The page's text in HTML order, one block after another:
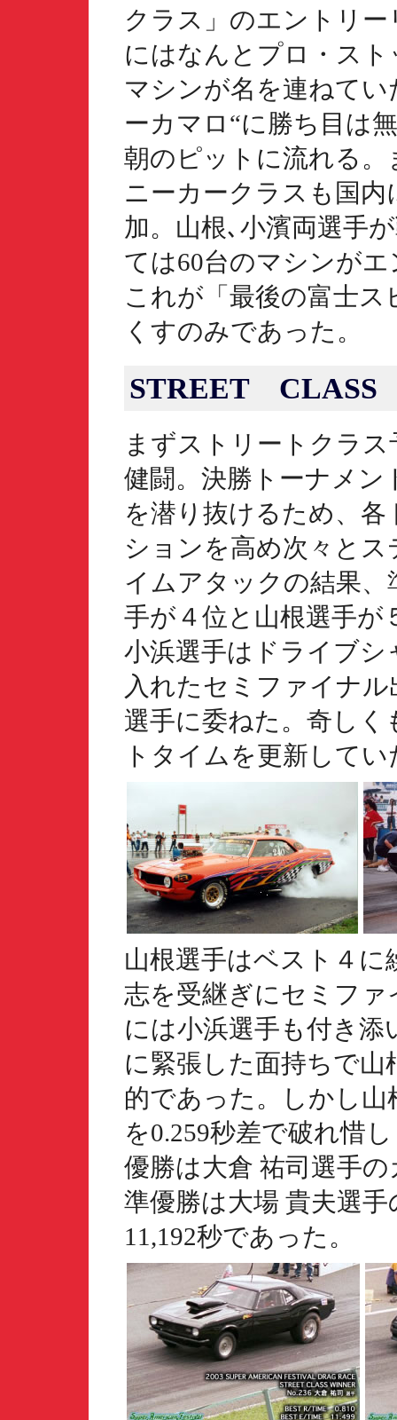
クラス」のエントリ
にはなんとプロ・ス
マシンが名を連ねて
ーカマロ“に勝ち目は
朝のピットに流れる
ニーカークラスも国
加。山根､小濱両選手
ては60台のマシンが
これが「最後の富士
くすのみであった。
STREET CLASS
まずストリートクラ
健闘。決勝トーナメ
を潜り抜けるため、
ションを高め次々と
イムアタックの結果、
手が４位と山根選手が
小浜選手はドライブ
入れたセミファイナ
選手に委ねた。奇し
トタイムを更新してい
山根選手はベスト４
志を受継ぎにセミフ
には小浜選手も付き添
に緊張した面持ちで
的であった。しかし
を0.259秒差で破れ惜
優勝は大倉 祐司選手
準優勝は大場 貴夫選
11,192秒であった。